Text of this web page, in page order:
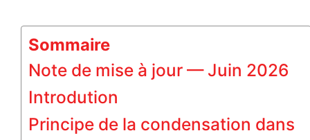
Sommaire
Note de mise à jour — Juin 2026
Introdution
Principe de la condensation dans